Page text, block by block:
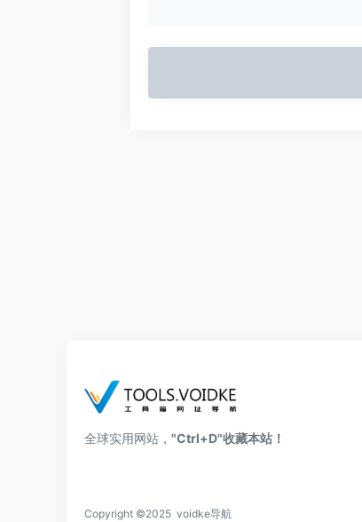
全球实用网站， "Ctrl+D"收藏本站！
Copyright ©2025 voidke导航